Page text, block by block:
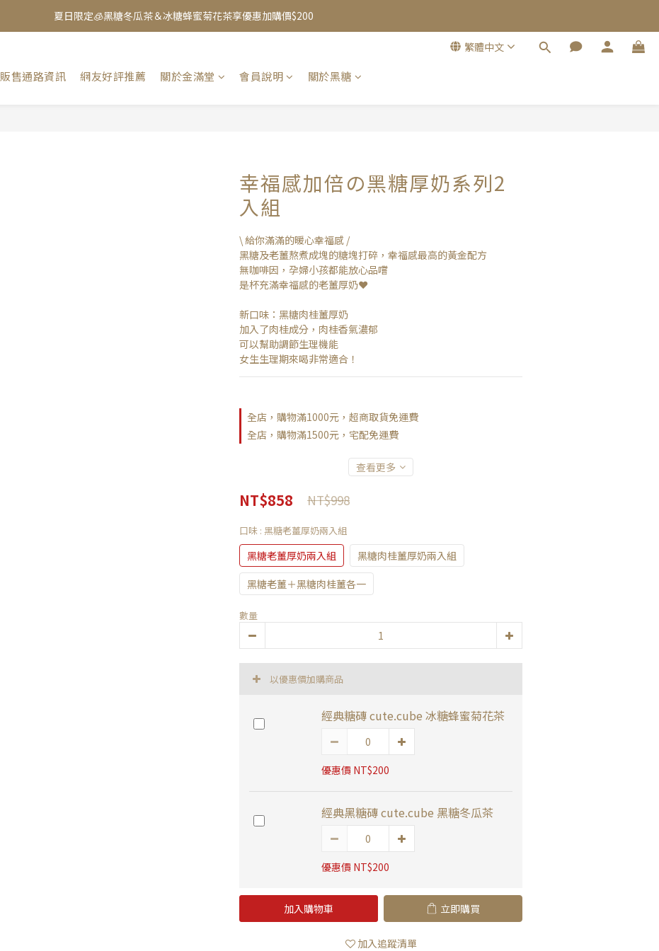
夏日限定🧊黑糖冬瓜茶＆冰糖蜂蜜菊花茶享優惠加購價$200
繁體中文
販售通路資訊 網友好評推薦 關於金滿堂 會員說明 關於黑糖
幸福感加倍の黑糖厚奶系列2
入組
\ 給你滿滿的暖心幸福感 /
黑糖及老薑熬煮成塊的糖塊打碎，幸福感最高的黃金配方
無咖啡因，孕婦小孩都能放心品嚐
是杯充滿幸福感的老薑厚奶❤️
新口味：黑糖肉桂薑厚奶
加入了肉桂成分，肉桂香氣濃郁
可以幫助調節生理機能
女生生理期來喝非常適合！
全店，購物滿1000元，超商取貨免運費
全店，購物滿1500元，宅配免運費
查看更多
NT$858 NT$998
口味 : 黑糖老薑厚奶兩入組
黑糖老薑厚奶兩入組
黑糖肉桂薑厚奶兩入組
黑糖老薑＋黑糖肉桂薑各一
數量
以優惠價加購商品
經典糖磚 cute.cube 冰糖蜂蜜菊花茶
優惠價 NT$200
經典黑糖磚 cute.cube 黑糖冬瓜茶
優惠價 NT$200
加入購物車 立即購買
加入追蹤清單